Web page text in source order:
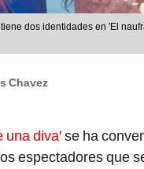
dos identidades en 'El
Chavez
una diva'se ha
espectadores que